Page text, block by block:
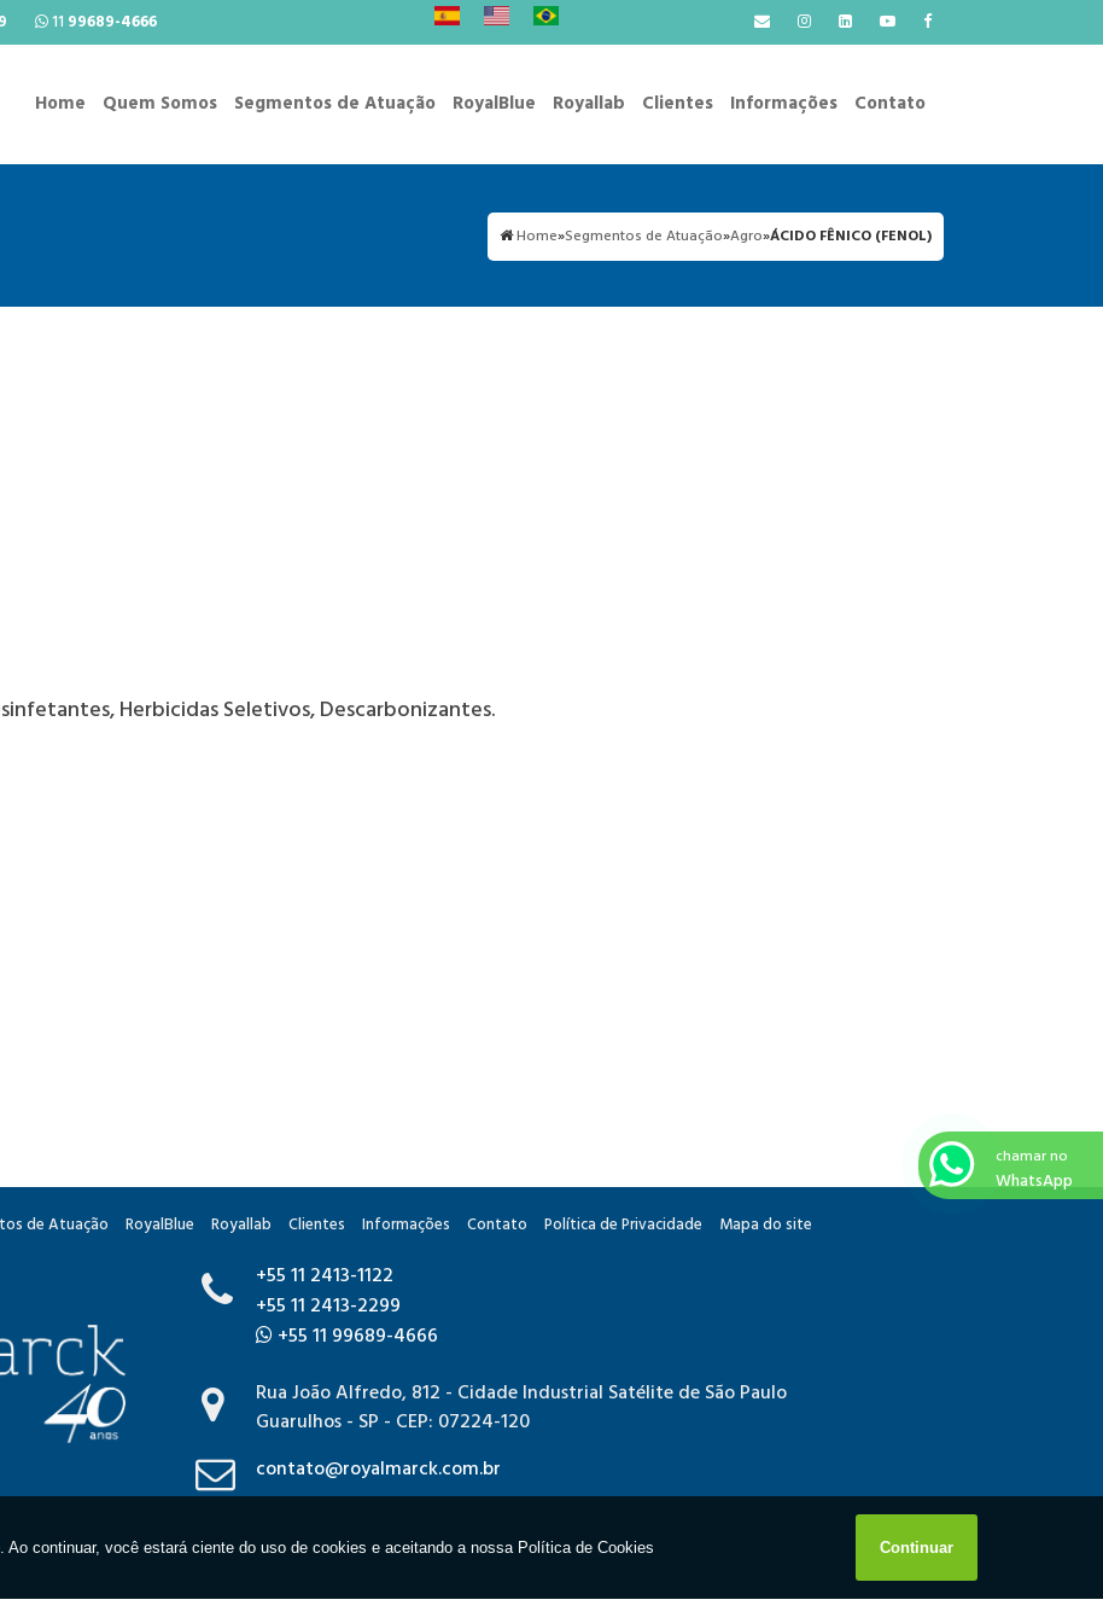
11 99689-4666
Home Quem Somos Segmentos de Atuação RoyalBlue Royallab Clientes Informações Contato
Home»Segmentos de Atuação»Agro»ÁCIDO FÊNICO (FENOL)
Herbicidas Seletivos, Descarbonizantes.
de Atuação RoyalBlue Royallab Clientes Informações Contato Política de Privacidade Mapa do site
+55 11 2413-1122
+55 11 2413-2299
+55 11 99689-4666
Rua João Alfredo, 812 - Cidade Industrial Satélite de São Paulo
Guarulhos - SP - CEP: 07224-120
contato@royalmarck.com.br
chamar no
WhatsApp